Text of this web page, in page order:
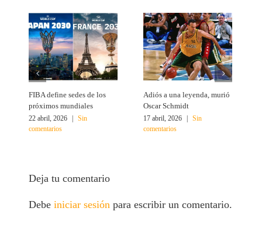
FIBA define sedes de los
próximos mundiales
22 abril, 2026
Sin
comentarios
Adiós a una leyenda, murió
Oscar Schmidt
17 abril, 2026
Sin
comentarios
Deja tu comentario
Debeiniciar sesiónpara escribir un comentario.